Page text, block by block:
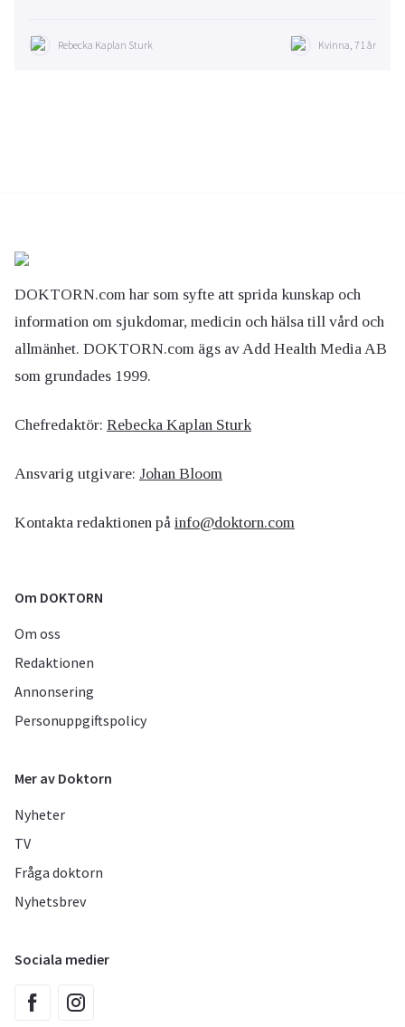
Rebecka Kaplan Sturk Kvinna, 71 år
DOKTORN.com har som syfte att sprida kunskap och
information om sjukdomar, medicin och hälsa till vård och
allmänhet. DOKTORN.com ägs av Add Health Media AB
som grundades 1999.
Chefredaktör: Rebecka Kaplan Sturk
Ansvarig utgivare: Johan Bloom
Kontakta redaktionen på info@doktorn.com
Om DOKTORN
Om oss
Redaktionen
Annonsering
Personuppgiftspolicy
Mer av Doktorn
Nyheter
TV
Fråga doktorn
Nyhetsbrev
Sociala medier